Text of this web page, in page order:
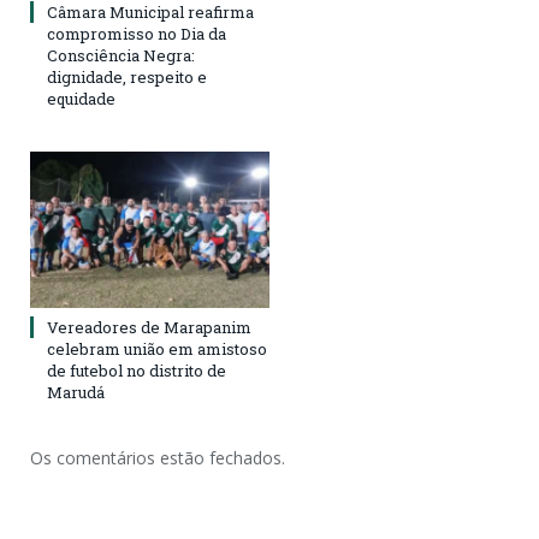
Câmara Municipal reafirma
compromisso no Dia da
Consciência Negra:
dignidade, respeito e
equidade
Vereadores de Marapanim
celebram união em amistoso
de futebol no distrito de
Marudá
Os comentários estão fechados.